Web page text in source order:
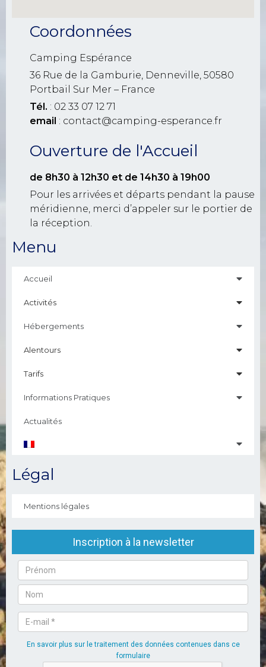
Coordonnées
Camping Espérance
36 Rue de la Gamburie, Denneville, 50580
Portbail Sur Mer – France
Tél. : 02 33 07 12 71
email : contact@camping-esperance.fr
Ouverture de l'Accueil
de 8h30 à 12h30 et de 14h30 à 19h00
Pour les arrivées et départs pendant la pause
méridienne, merci d’appeler sur le portier de
la réception.
Menu
Accueil
Activités
Hébergements
Alentours
Tarifs
Informations Pratiques
Actualités
Légal
Mentions légales